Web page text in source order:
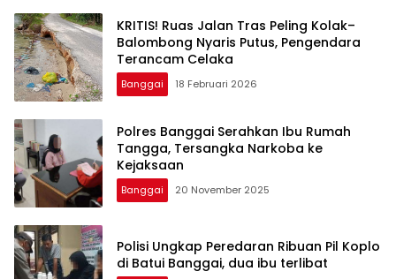
KRITIS! Ruas Jalan Tras Peling Kolak–
Balombong Nyaris Putus, Pengendara
Terancam Celaka
Banggai 18 Februari 2026
Polres Banggai Serahkan Ibu Rumah
Tangga, Tersangka Narkoba ke
Kejaksaan
Banggai 20 November 2025
Polisi Ungkap Peredaran Ribuan Pil Koplo
di Batui Banggai, dua ibu terlibat